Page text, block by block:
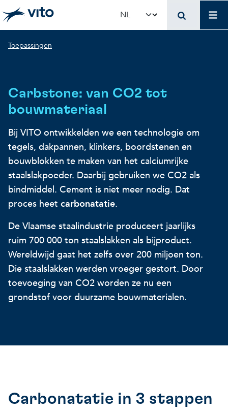
Skip to main content
Select your language
Gebruik onze infrastructuur
Licenties en spin-offs
Onze projecten
Ontdek hoe we jou helpen
State-of-the-art
Voorbeeldprojecten
Ontdek hoe VITO je kan
Hoe VITO
ondersteunt
Concrete toepassingen
Onze projecten
Nieuws en projectupdates
Alles over onderzoek
Breadcrumb
Toepassingen
Carbstone: van CO2 tot
bouwmateriaal
Bij VITO ontwikkelden we een technologie om
tegels, dakpannen, klinkers, boordstenen en
bouwblokken te maken van het calciumrijke
staalslakpoeder. Daarbij gebruiken we CO2 als
bindmiddel. Cement is niet meer nodig. Dat
proces heet carbonatatie.
De Vlaamse staalindustrie produceert jaarlijks
ruim 700 000 ton staalslakken als bijproduct.
Wereldwijd gaat het zelfs over 200 miljoen ton.
Die staalslakken werden vroeger gestort. Door
toevoeging van CO2 worden ze nu een
grondstof voor duurzame bouwmaterialen.
Carbonatatie in 3 stappen